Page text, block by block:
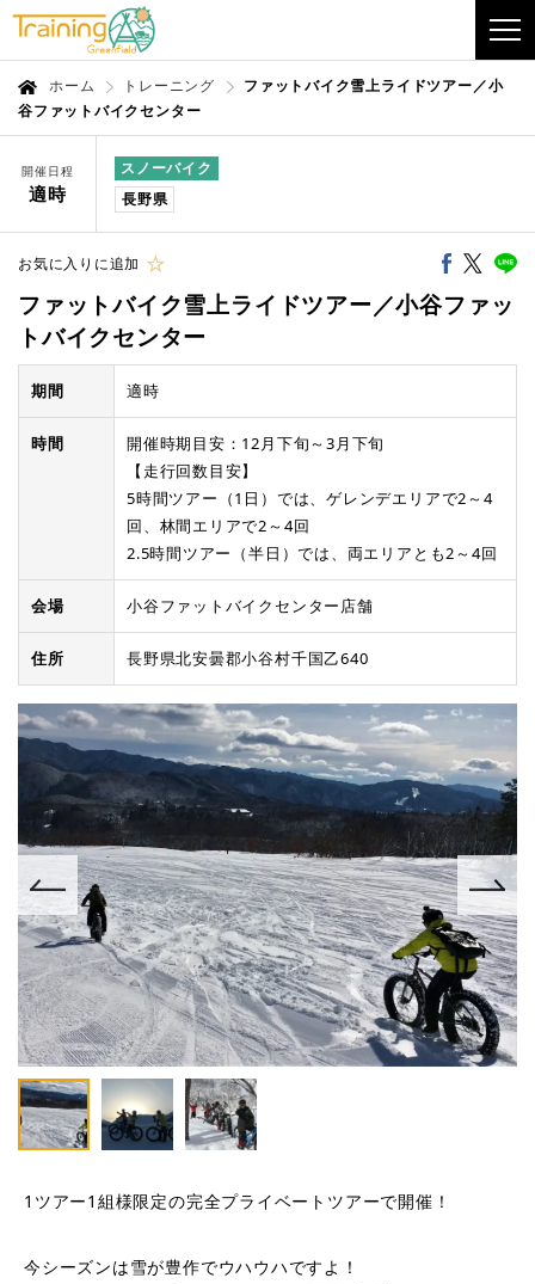
ホーム トレーニング
ファットバイク雪上ライドツアー／小
谷ファットバイクセンター
1ツアー1組様限定の完全プライベートツアーで開催！
​今シーズンは雪が豊作でウハウハですよ！
開催日程
適時
スノーバイク
長野県
お気に入りに追加
ファットバイク雪上ライドツアー／小谷ファッ
トバイクセンター
期間 適時
時間
開催時期目安：12月下旬～3月下旬
【走行回数目安】
5時間ツアー（1日）では、ゲレンデエリアで2～4
回、林間エリアで2～4回
2.5時間ツアー（半日）では、両エリアとも2～4回
会場 小谷ファットバイクセンター店舗
住所 長野県北安曇郡小谷村千国乙640